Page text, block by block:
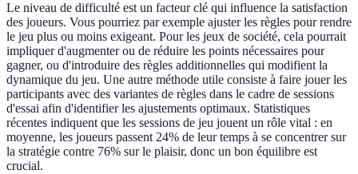
Le niveau de difficulté est un facteur clé qui influence la satisfaction
des joueurs. Vous pourriez par exemple ajuster les règles pour rendre
le jeu plus ou moins exigeant. Pour les jeux de société, cela pourrait
impliquer d'augmenter ou de réduire les points nécessaires pour
gagner, ou d'introduire des règles additionnelles qui modifient la
dynamique du jeu. Une autre méthode utile consiste à faire jouer les
participants avec des variantes de règles dans le cadre de sessions
d'essai afin d'identifier les ajustements optimaux. Statistiques
récentes indiquent que les sessions de jeu jouent un rôle vital : en
moyenne, les joueurs passent 24% de leur temps à se concentrer sur
la stratégie contre 76% sur le plaisir, donc un bon équilibre est
crucial.